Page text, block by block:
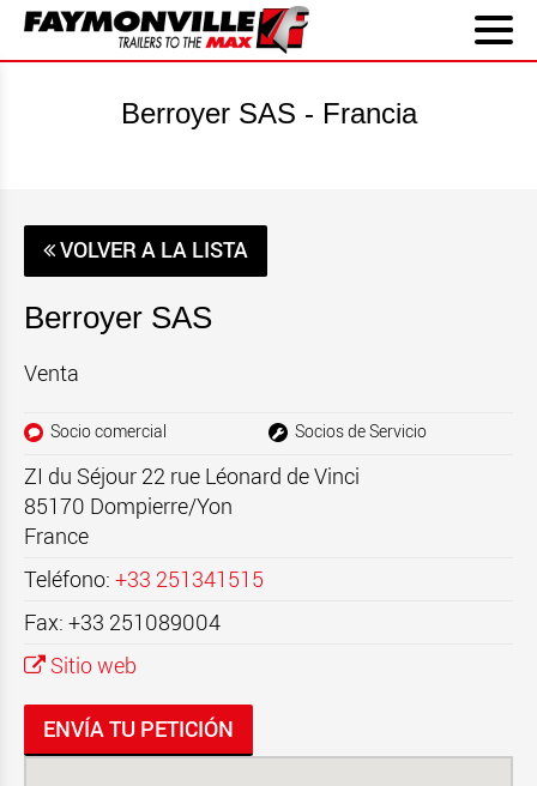
Berroyer SAS - Francia
VOLVER A LA LISTA
Berroyer SAS
Venta
Socio comercial Socios de Servicio
ZI du Séjour 22 rue Léonard de Vinci
85170 Dompierre/Yon
France
Teléfono: +33 251341515
Fax: +33 251089004
Sitio web
ENVÍA TU PETICIÓN